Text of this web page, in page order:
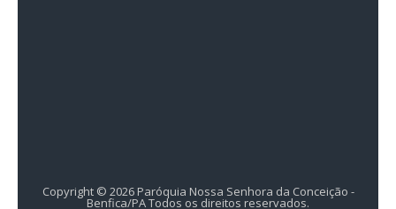
Copyright © 2026 Paróquia Nossa Senhora da Conceição -
Benfica/PATodos os direitos reservados.